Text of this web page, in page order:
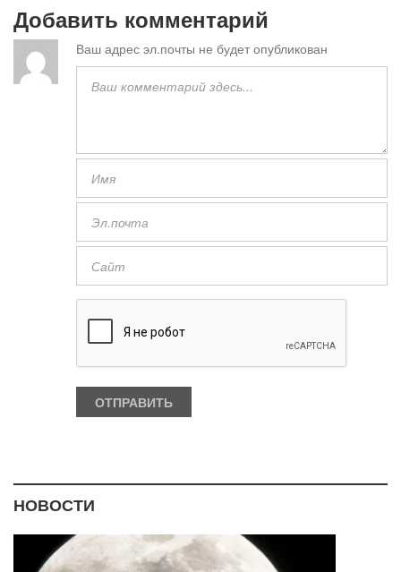
Добавить комментарий
Ваш адрес эл.почты не будет опубликован
НОВОСТИ